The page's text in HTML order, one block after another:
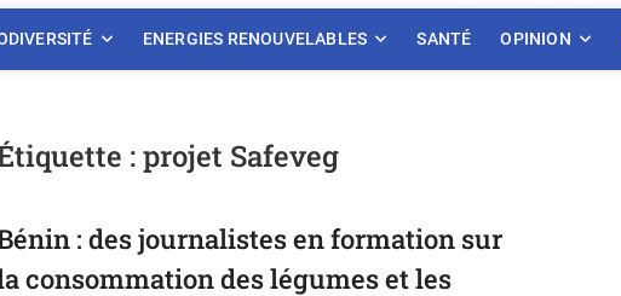
ENERGIES RENOUVELABLES SANTÉ OPINION
:projet Safeveg
: des journalistes en formation sur
consommation des légumes et les